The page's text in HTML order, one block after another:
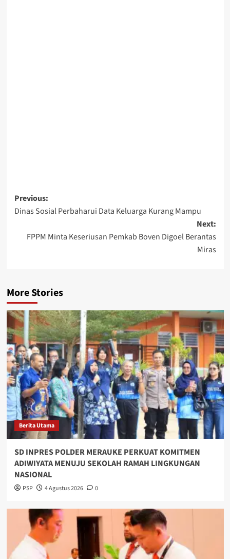
Post
navigation
Previous:
Dinas Sosial Perbaharui Data Keluarga Kurang Mampu
Next:
FPPM Minta Keseriusan Pemkab Boven Digoel Berantas
Miras
More Stories
Berita Utama
SD INPRES POLDER MERAUKE PERKUAT KOMITMEN
ADIWIYATA MENUJU SEKOLAH RAMAH LINGKUNGAN
NASIONAL
PSP 4 Agustus 2026 0